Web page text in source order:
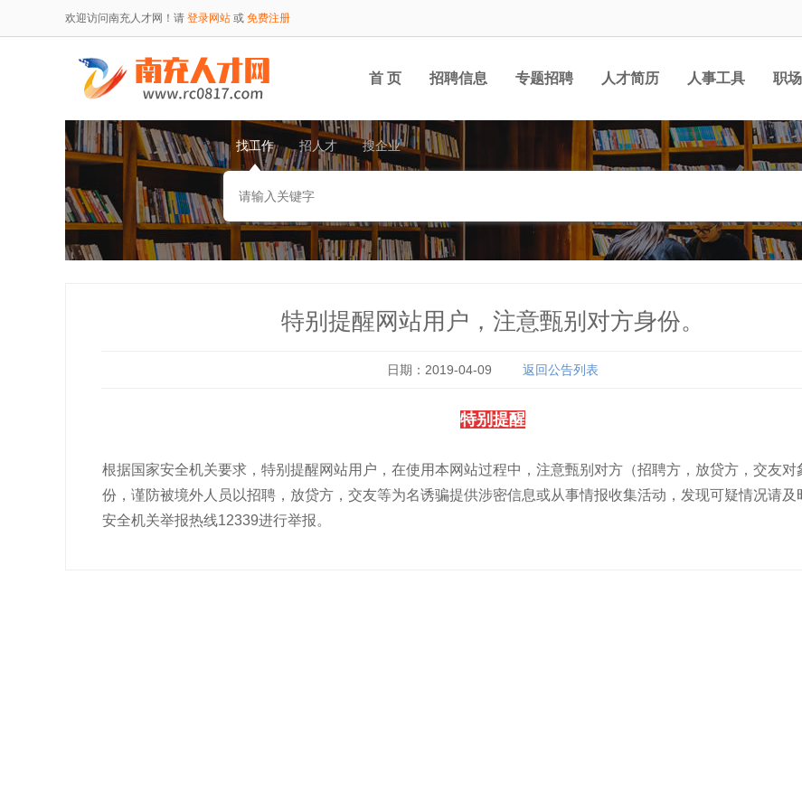
欢迎访问南充人才网！请 登录网站 或 免费注册
首 页 招聘信息 专题招聘 人才简历 人事工具 职
找工作 招人才 搜企业
特别提醒网站用户，注意甄别对方身份。
日期：2019-04-09 返回公告列表
特别提醒
根据国家安全机关要求，特别提醒网站用户，在使用本网站过程中，注意甄别对方（招聘方，放贷方，交友对
份，谨防被境外人员以招聘，放贷方，交友等为名诱骗提供涉密信息或从事情报收集活动，发现可疑情况请及
安全机关举报热线12339进行举报。